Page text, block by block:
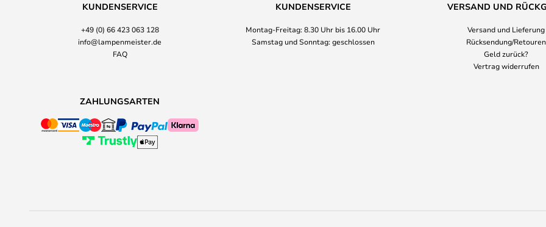
KUNDENSERVICE
+49 (0) 66 423 063 128
info@lampenmeister.de
FAQ
KUNDENSERVICE
Montag-Freitag: 8.30 Uhr bis 16.00 Uhr
Samstag und Sonntag: geschlossen
VERSAND UND
Versand und Lieferung
Rücksendung/Retouren
Geld zurück?
Vertrag widerrufen
ZAHLUNGSARTEN